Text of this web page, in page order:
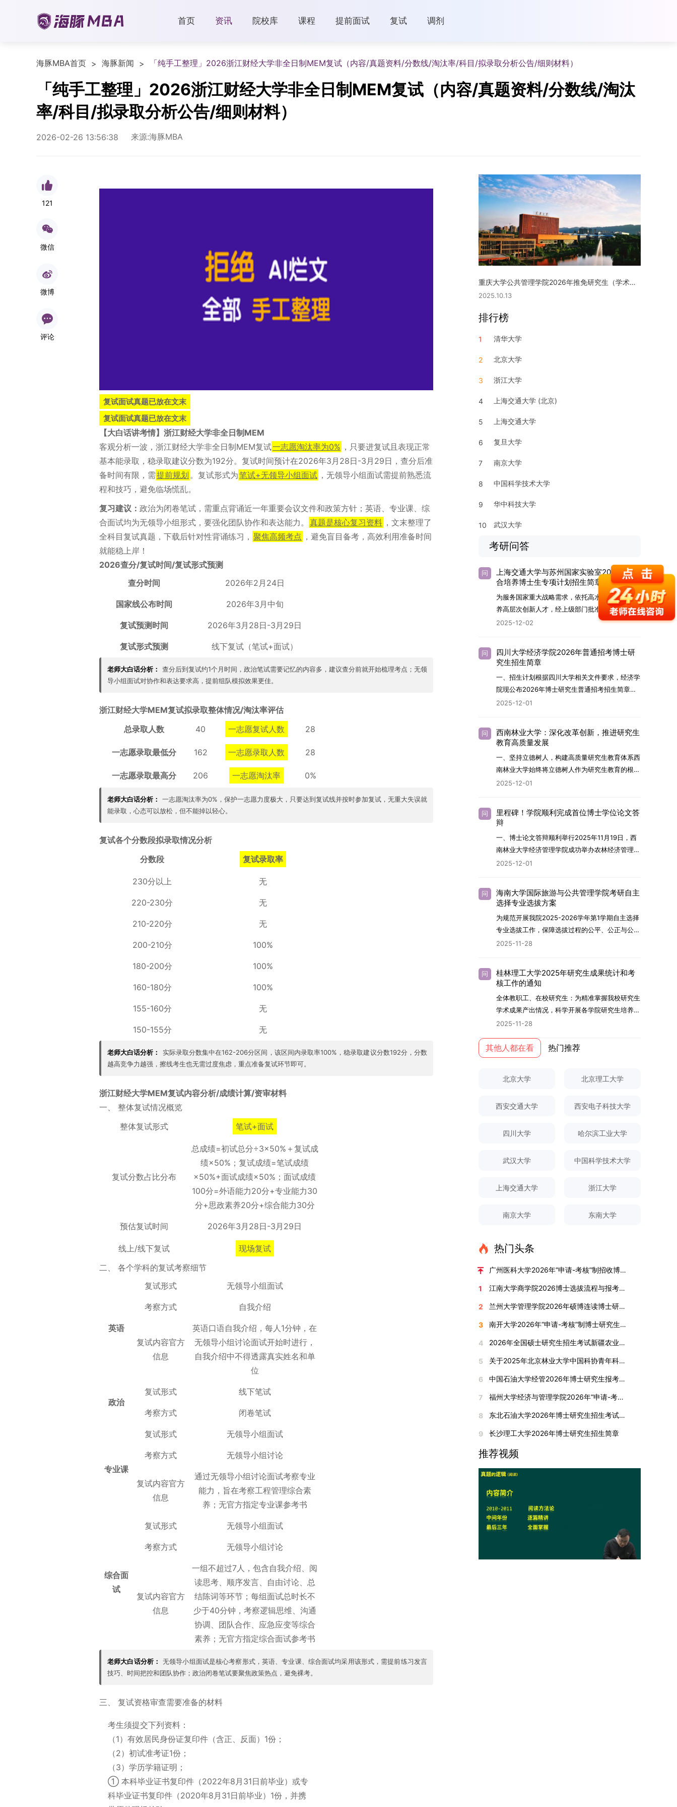
首页 资讯 院校库 课程 提前面试 复试 调剂
海豚MBA首页 > 海豚新闻 > 「纯手工整理」2026浙江财经大学非全日制MEM复试（内容/真题资料/分数线/淘汰率/科目/拟录取分析公告/细则材料）
「纯手工整理」2026浙江财经大学非全日制MEM复试（内容/真题资料/分数线/淘汰
率/科目/拟录取分析公告/细则材料）
2026-02-26 13:56:38 来源:海豚MBA
121
微信
微博
评论
复试面试真题已放在文末
复试面试真题已放在文末
【大白话讲考情】浙江财经大学非全日制MEM
客观分析一波，浙江财经大学非全日制MEM复试一志愿淘汰率为0% ，只要进复试且表现正常
基本能录取，稳录取建议分数为192分。复试时间预计在2026年3月28日-3月29日，查分后准
备时间有限，需提前规划 。复试形式为笔试+无领导小组面试 ，无领导小组面试需提前熟悉流
程和技巧，避免临场慌乱。
复习建议： 政治为闭卷笔试，需重点背诵近一年重要会议文件和政策方针；英语、专业课、综
合面试均为无领导小组形式，要强化团队协作和表达能力。 真题是核心复习资料 ，文末整理了
全科目复试真题，下载后针对性背诵练习， 聚焦高频考点 ，避免盲目备考，高效利用准备时间
就能稳上岸！
2026查分/复试时间/复试形式预测
查分时间
2026年2月24日
国家线公布时间 2026年3月中旬
复试预测时间 2026年3月28日-3月29日
复试形式预测 线下复试（笔试+面试）
老师大白话分析：
查分后到复试约1个月时间，政治笔试需要记忆的内容多，建议查分前就开始梳理考点；无领
导小组面试对协作和表达要求高，提前组队模拟效果更佳。
浙江财经大学MEM复试拟录取整体情况/淘汰率评估
总录取人数
40 一志愿复试人数 28
一志愿录取最低分 162 一志愿录取人数 28
一志愿录取最高分 206 一志愿淘汰率 0%
老师大白话分析：
一志愿淘汰率为0%，保护一志愿力度极大，只要达到复试线并按时参加复试，无重大失误就
能录取，心态可以放松，但不能掉以轻心。
复试各个分数段拟录取情况分析
分数段
复试录取率
230分以上 无
220-230分 无
210-220分 无
200-210分 100%
180-200分 100%
160-180分 100%
155-160分 无
150-155分 无
老师大白话分析：
实际录取分数集中在162-206分区间，该区间内录取率100%，稳录取建议分数192分，分数
越高竞争力越强，擦线考生也无需过度焦虑，重点准备复试环节即可。
浙江财经大学MEM复试内容分析/成绩计算/资审材料
一、 整体复试情况概览
整体复试形式
笔试+面试
复试分数占比分布
总成绩=初试总分÷3×50%＋复试成
绩×50%；复试成绩=笔试成绩
×50%+面试成绩×50%；面试成绩
100分=外语能力20分+专业能力30
分+思政素养20分+综合能力30分
预估复试时间 2026年3月28日-3月29日
线上/线下复试
现场复试
二、 各个学科的复试考察细节
英语
复试形式 无领导小组面试
考察方式 自我介绍
复试内容官方
信息
英语口语自我介绍，每人1分钟，在
无领导小组讨论面试开始时进行，
自我介绍中不得透露真实姓名和单
位
政治
复试形式 线下笔试
考察方式 闭卷笔试
专业课
复试形式 无领导小组面试
考察方式 无领导小组讨论
复试内容官方
信息
通过无领导小组讨论面试考察专业
能力，旨在考察工程管理综合素
养；无官方指定专业课参考书
综合面
试
复试形式 无领导小组面试
考察方式 无领导小组讨论
复试内容官方
信息
一组不超过7人，包含自我介绍、阅
读思考、顺序发言、自由讨论、总
结陈词等环节；每组面试总时长不
少于40分钟，考察逻辑思维、沟通
协调、团队合作、应急应变等综合
素养；无官方指定综合面试参考书
老师大白话分析：
无领导小组面试是核心考察形式，英语、专业课、综合面试均采用该形式，需提前练习发言
技巧、时间把控和团队协作；政治闭卷笔试要聚焦政策热点，避免裸考。
三、 复试资格审查需要准备的材料
考生须提交下列资料：
（1）有效居民身份证复印件（含正、反面）1份；
（2）初试准考证1份；
（3）学历学籍证明；
① 本科毕业证书复印件（2022年8月31日前毕业）或专
科毕业证书复印件（2020年8月31日前毕业）1份，并携
重庆大学公共管理学院2026年推免研究生（学术型硕士）复试实施细则
2025.10.13
排行榜
1 清华大学
2 北京大学
3 浙江大学
4 上海交通大学 (北京)
5 上海交通大学
6 复旦大学
7 南京大学
8 中国科学技术大学
9 华中科技大学
10 武汉大学
考研问答
问
上海交通大学与苏州国家实验室2026年联
合培养博士生专项计划招生简章
为服务国家重大战略需求，依托高水平科研平台培
养高层次创新人才，经上级部门批准，苏州实验室
（全称“苏州国家实验室”）与上海交通大学将于
学科领域进行深度培养。相关招生政策及安排说明
展方向，培育具备科学家素养、创新精神与科研能
力，系统掌握学科前沿知识，能胜任高水平科学研
究与技术开发工作的未来领军人才。二、招生安排
（0805）、化学（0703）、电子科学与技术
（0809）、材料与化工（0856）、机械
（0855）、电子信息（0854）等相关专业。
（二）招生名额2026年度具体招生规模以国家最
博、硕博连读与申请-考核制，将根据考生综合素
质择优录取。（四）培养类别全部为全日制非定向
就业博士研究生。三、培养模式与学位管理（一）
学籍管理联合培养学生学籍隶属于上海交通大学，
基本修业年限按该校研究生学籍管理办法执行。
第一阶段于上海交通大学完成课程学习；第二阶段
进入苏州实验室，依托其重大科研任务开展课题研
定年限内达到上海交通大学毕业及学位授予要求
的，将获发上海交通大学博士研究生毕业证书并授
予博士学位。四、项目特色与支持条件（一）高水
料领域大科学装置与人工智能辅助研发平台，获得
前沿科研训练条件。（二）优质导师资源由包括院
士在内的资深科研人员组成导师团队，提供高水平
学术指导，并支持参与国际化学术交流。（三）优
厚奖助待遇提供具有竞争力的助研津贴与生活补
道在培养过程中表现优异者，毕业后可优先获得苏
州实验室的工作推荐机会。五、申请条件与报名流
足相应规定：本科直博生须符合上海交通大学推荐
请者应满足当年度上海交通大学博士研究生招生的
申请人须提前与意向导师沟通确认招生意向，并在
连读与申请-考核制考生需登录上海交通大学研招
名录内交大导师。（三）报名时间节点本科直博生
两批报名，第一批截止时间为2025年12月15日，
校及报考学院要求，如实提交全部申请材料并完成
通大学相关学院与苏州实验室联合组织，具体考核
形式、内容及流程以学院后续公布的方案为准。录
并重，报名及考核期间有违规或学术不端行为者将
按有关规定处理。七、其他事项（一）入学时间预
学费标准按上海交通大学相关规定执行；学生在读
期间享受学校与实验室共同提供的奖助学金待遇。
入实验室科研阶段后，由苏州实验室统筹安排住
宿。（四）未尽事宜参照上海交通大学2026年博
海市复旦大学MBA 华东理工大学MBA 浙江省
浙江工业大学MBA
2025-12-02
问
四川大学经济学院2026年普通招考博士研
究生招生简章
一、招生计划根据四川大学相关文件要求，经济学
院现公布2026年博士研究生普通招考招生简章。
2026年，学院博士研究生招生全面实行“申请-考
学院2026年博士生招生专业目录》。实际录取人
进行适当调整。除国家专项计划外，我院招收定向
就业考生的比例原则上不超过总计划的5%。全日
制定向就业考生在基本修业年限内须全脱产在校学
中国共产党的领导，品德良好，遵纪守法，身心健
康，并满足《四川大学2026年博士研究生招生章
程》中列出的各项基本条件。2.具备较强的科研能
力，并展现出良好的科研发展潜力。3.提交两份由
下两项要求：①以第一作者身份在报考学科领域
内发表期刊文章，其中至少1篇为A级、1篇为B级
（期刊等级依据《四川大学哲学社会科学期刊与应
用成果分级方案》认定）；②作为主要完成人获
得省部级二等奖及以上科研成果奖励（以证书为
前三。（二）网上报名及缴费报名及缴费统一在网
上进行，时间为2025年11月27日上午9:00至
读学校及学院发布的招生章程、简章及专业目录，
按规定完成报名及缴费。逾期未完成视为自动放
弃。（三）申请材料提交符合报考条件的考生，需
下载并填写《博士入学申请材料自查表》，按要求
整理申请材料，确保材料齐全、顺序正确。所有纸
10:00前寄达经济学院研究生招生办公室。重要提
不予退还。考生须对报名信息的真实性和准确性负
改，须在报名截止前重新填报。三、选拔与录取1.
料进行资格审查，核实考生报考资格、材料完整性
学院将根据材料评议成绩及招生计划，确定进入复
织的政治理论考试，具体时间地点另行通知，成绩
试安排复试环节将对考生的思想品德、专业素养、
外语能力、创新意识及综合素质进行全面考察。复
合”，适用于理论经济学与应用经济学各专业，形
式为闭卷，时长为3小时，满分100分。面试环节
个人科研经历、研究成果及博士阶段研究设想等。
复试成绩按百分制计算，笔试与面试成绩各占
成绩) ÷ 2。复试成绩低于60分者不予录取。同等
学力考生复试期间须加试两门本专业硕士学位主干
思想政治与品德考核复试期间将同步进行思想政治
素质和品德考核，重点考察考生的政治态度、道德
定后，学院将向考生所在单位调取人事档案及现实
表现材料进行复核。考核不合格者不予录取。四、
录取办法1.考生总成绩由材料评议成绩和复试成绩
加权得出，具体计算公式为：总成绩 = 材料评议
成绩 × 50% + 复试成绩 × 50%。2.录取工作坚
持“全面衡量、择优录取、保证质量、宁缺毋滥”原
则，根据招生计划、考生总成绩、思想政治表现及
身心健康状况等因素确定拟录取名单。3.拟录取考
2025-12-01
问
西南林业大学：深化改革创新，推进研究生
教育高质量发展
一、坚持立德树人，构建高质量研究生教育体系西
南林业大学始终将立德树人作为研究生教育的根本
任务，积极响应“教育强国，研究生教育何为”的时
生导师立德树人职责实施细则（2025年修
才兼备、科技报国的远大志向，增强社会责任感和
人文关怀，促进个人成长与国家战略需求深度融
合。同时，学校制定《关于进一步加强研究生教育
诚信与学术道德教育，弘扬科学精神。学校坚
持“五育并举”育人理念，通过德育铸魂、智育启
智、体育强身、美育润心、劳育践行，全面培养能
够担当民族复兴大任的高素质人才。（一）强化思
生成长中的关键角色，推动形成以德为先、科研报
国的育人氛围。在加强学术规范和学风建设方面，
学校持续开展学术诚信教育，营造风清气正的学术
环境。（二）完善“五育并举”育人机制学校系统推
进德育、智育、体育、美育和劳育有机融合，构建
社会实践等多种途径，提升研究生的综合素质，培
养具有创新精神、实践能力和社会责任感的时代新
西南林业大学主动对接国家重大战略和区域发展需
育服务经济社会发展的能力。目前，学校拥有4个
一级学科硕士点和17个硕士专业学位点。“十四
究生规模增长达211%。在招生宣传方面，学校构
起全面推行“申请-考核”制博士招生，2025年进一
专业调整方面，学校实施存量专业优化行动，压缩
设，陆续开展“生物与医药”“低空技术与工程”等新
兴专业招生。学校还深化科教融合，单列专项招生
带植物园等科研机构开展联合培养，探索跨学科、
跨机构的研究生培养新机制。（一）推进招生制度
询平台，提升生源质量。推行“申请-考核”制博士
招生，并拓展直博与硕博连读渠道，增强招生方式
撤销合并低效专业、加强社会急需学科建设，学校
不断优化学科结构。面向国家战略和产业需求，加
化。（三）深化科教融合与协同育人学校与高水平
科研机构共建联合培养平台，打破传统院系壁垒，
科研创新能力与实践能力。三、深化培养模式改
革，提升研究生教育质量西南林业大学将教育、科
技、人才协同发展的理念贯穿研究生培养全过程，
着力提升人才自主培养质量。学校实行学术学位与
论深度，强化后者课程的应用性与实践性。在产教
融合方面，学校出台《科技小院管理办法》《研究
生联合培养基地建设管理办法》等文件，明确产学
研一体化培养定位。目前已建成8个省级科技小
院，其中2个获省级专项资金支持。专业学位案例
库建设成效显著，1个项目入选教育部主题案例
2025-12-01
问
里程碑！学院顺利完成首位博士学位论文答
辩
一、博士论文答辩顺利举行2025年11月19日，西
南林业大学经济管理学院成功举办农林经济管理专
业首届博士研究生学位论文答辩会。答辩地点设于
成。北京林业大学陈建成教授担任主席，委员包括
授，以及昆明理工大学冯朝睿教授。文枚的博士论
文选题为《加入合作社对茶农绿色生产行为的影响
研究》，该研究立足于茶农生产经营实际，围
合作社及其利益联结机制对茶农采纳绿色生产技术
行为的影响路径，不仅深化了合作社推动农业绿色
转型的理论认识，也促进了农业经济学与生态学相
关研究的交叉融合，为促进茶农增收、服务双碳目
与框架文枚博士的论文聚焦茶农参与合作社这一现
实背景，系统梳理了“认知—采纳—转型—收益”的
茶农的绿色生产决策，揭示了合作社在引导农业生
顾在答辩陈述环节，文枚就研究背景、分析框架、
了若干修改建议，并就如何进一步聚焦关键科学问
辩结果与培养意义（一）答辩结果经答辩委员会充
博士学位论文研究思路清晰、内容充实、调研扎
文答辩。文枚由张连刚教授指导完成学业，其答辩
位博士毕业生。待学校学位评定委员会审议通过
后，她也将成为云南省该专业首位获得博士学位的
顺利完成，是学院在农林经济管理博士研究生培养
方面取得的重要进展，反映了该学位点建设已初见
为未来农林经济管理学科的持续发展、学术交流与
合作注入了新的活力。
2025-12-01
问
海南大学国际旅游与公共管理学院考研自主
选择专业选拔方案
为规范开展我院2025-2026学年第1学期自主选择
专业选拔工作，保障选拔过程的公平、公正与公
开，依据《海南大学普通本科学生自主选择专业管
准备工作的通知》（海大本[2025]17号）两份核
际情况，特制定本实施方案。一、组建选拔工作专
项领导小组为统筹推进自主选择专业选拔全流程工
作，确保各项环节有序落地，学院专门成立选拔工
作领导小组。二、明确报名准入条件本次自主选择
专业选拔的报名对象限定为2025级全日制普通本
内。同时需特别说明的是，在高考招生环节中，国
式本次自主选择专业选拔考核采用“初试+复试”的
织，复试环节则由我院自主负责实施，具体安排如
间、考试科目、考场分布及相关要求，以《关于做
准备工作的通知》（海大本[2025]17号）文件中
考生综合能力与专业适配度的关键环节，我院将从
保考核结果客观准确。1. 复试考核构成复试成绩由
复试总成绩的40%，面试成绩占复试总成绩的
考查考生的英语阅读理解、书面写作及英汉互译能
力，全面评估其英语综合应用水平。（2）面试：
绍、综合素养评估（包括逻辑思维、沟通表达、应
变能力等）以及专业认知程度（包括对目标专业的
入目标专业学习的潜力。2. 复试时间安排复试时
间初步定于2026年1月6日（星期二）下午，具体
时长60分钟；（2）面试时段：15:50—17:50，时
长120分钟。若因报名人数调整或其他特殊情况需
生。3. 复试地点安排本次复试的举办地点为海南
大学观澜湖校区。考虑到最终报名人数可能影响考
后，通过学院官网或班级通知等方式另行公布，请
的最终综合成绩采用“初试+复试”加权计算方式，
其中学校统一初试成绩占比50%，学院复试总成绩
占比50%。综合成绩核算完成后，将按分数从高到
低进行排序，需要特别注意的是，初试成绩未达到
及格线的考生，将不纳入排名范围。录取工作将严
格按照学院自主选择专业的计划名额，从排名靠前
2025-11-28
问
桂林理工大学2025年研究生成果统计和考
核工作的通知
全体教职工、在校研究生：为精准掌握我校研究生
学术成果产出情况，科学开展各学院研究生培养质
量评估工作，进一步推进研究生成果管理的规范
成果统计、审核及考核相关事宜通知如下：一、成
果统计范畴及填报规范本次成果统计对象为我校全
日前正式取得的各类学术成果。成果涵盖正式刊发
利、正式出版的专著、学科竞赛获奖证书及参与国
须登录桂林理工大学研究生教育综合管理信息系
统“论文发表信息维护”板块完成信息填报。该板块
真实准确、完整规范，若出现空项或错填情况，将
高水平论文，仅统计以桂林理工大学为第一署名单
究生为第二作者的论文；在Nature、Science、
Cell三大顶刊及其子刊发表的论文，不受作者排名
范围。其中，被SCI、EI、ISTP收录的论文，需额
外提供检索证明，论文全文与检索证明须合并为单
如下：1. 被SCI、EI、ISTP、SSCI、A&HCI来源期
刊收录的论文：需按“检索证明（如有）+分区报告
在国内核心期刊发表的论文：需上传论文全文扫描
件；3. 已收到正式录用通知但尚未刊发的论文：
稿。（二）科研奖励、专利及专著登记细则科研奖
励与专著（含软件著作权、学术专著）需已正式获
已授权三种状态。研究生需通过系统“科研成果信
息维护”菜单进行填报，每一项成果对应的所有证
件材料要求如下：1. 科研奖励及竞赛获奖：仅限省
部级及以上级别奖励，需上传包含获奖者姓名的荣
誉证书或奖状彩色扫描件；2. 学术专著：需上传
封面、编者信息页、目录及封底的完整扫描件；3.
国家授权专利：包括发明专利、实用新型专利、外
观设计专利，需上传专利受理通知书及授权证书的
2025-11-28
其他人都在看 热门推荐
北京大学 北京理工大学
西安交通大学 西安电子科技大学
四川大学 哈尔滨工业大学
武汉大学 中国科学技术大学
上海交通大学 浙江大学
南京大学 东南大学
热门头条
广州医科大学2026年“申请-考核”制招收博士研究生报考公告
1 江南大学商学院2026博士选拔流程与报考条件汇总
2 兰州大学管理学院2026年硕博连读博士研究生招生“申请-考核”实施方案
3 南开大学2026年“申请-考核”制博士研究生招生录取工作实施细则
4 2026年全国硕士研究生招生考试新疆农业大学报考点网上确认公告
5 关于2025年北京林业大学中国科协青年科技人才培育工程博士生推荐工作的通知
6 中国石油大学经管2026年博士研究生报考通知
7 福州大学经济与管理学院2026年“申请-考核”制招收攻读博士学位研究生相关要求
8 东北石油大学2026年博士研究生招生考试实施细则
9 长沙理工大学2026年博士研究生招生简章
推荐视频